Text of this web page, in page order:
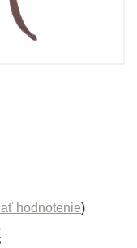
hodnotenie)